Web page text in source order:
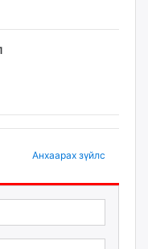
Анхаарах зүйлс